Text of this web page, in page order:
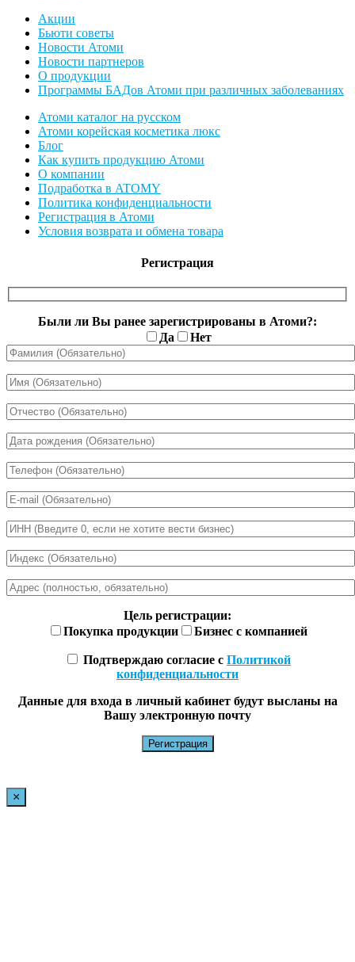
Акции
Бьюти советы
Новости Атоми
Новости партнеров
О продукции
Программы БАДов Атоми при различных заболеваниях
Атоми каталог на русском
Атоми корейская косметика люкс
Блог
Как купить продукцию Атоми
О компании
Подработка в ATOMY
Политика конфиденциальности
Регистрация в Атоми
Условия возврата и обмена товара
Регистрация
Были ли Вы ранее зарегистрированы в Атоми?:
Да
Нет
Цель регистрации:
Покупка продукции
Бизнес с компанией
Подтверждаю согласие с Политикой
конфиденциальности
Данные для входа в личный кабинет будут высланы на
Вашу электронную почту
×